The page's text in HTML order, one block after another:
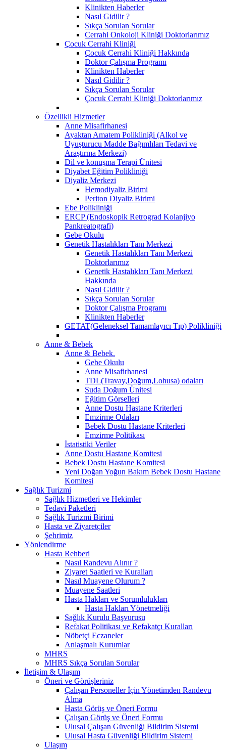
Klinikten Haberler
Nasıl Gidilir ?
Sıkça Sorulan Sorular
Cerrahi Onkoloji Kliniği Doktorlarımız
Çocuk Cerrahi Kliniği
Çocuk Cerrahi Kliniği Hakkında
Doktor Çalışma Programı
Klinikten Haberler
Nasıl Gidilir ?
Sıkça Sorulan Sorular
Çocuk Cerrahi Kliniği Doktorlarımız
Özellikli Hizmetler
Anne Misafirhanesi
Ayaktan Amatem Polikliniği (Alkol ve
Uyuşturucu Madde Bağımlıları Tedavi ve
Araştırma Merkezi)
Dil ve konuşma Terapi Ünitesi
Diyabet Eğitim Polikliniği
Diyaliz Merkezi
Hemodiyaliz Birimi
Periton Diyaliz Birimi
Ebe Polikliniği
ERCP (Endoskopik Retrograd Kolanjiyo
Pankreatografi)
Gebe Okulu
Genetik Hastalıkları Tanı Merkezi
Genetik Hastalıkları Tanı Merkezi
Doktorlarımız
Genetik Hastalıkları Tanı Merkezi
Hakkında
Nasıl Gidilir ?
Sıkça Sorulan Sorular
Doktor Çalışma Programı
Klinikten Haberler
GETAT(Geleneksel Tamamlayıcı Tıp) Polikliniği
Anne & Bebek
Anne & Bebek.
Gebe Okulu
Anne Misafirhanesi
TDL(Travay,Doğum,Lohusa) odaları
Suda Doğum Ünitesi
Eğitim Görselleri
Anne Dostu Hastane Kriterleri
Emzirme Odaları
Bebek Dostu Hastane Kriterleri
Emzirme Politikası
İstatistiki Veriler
Anne Dostu Hastane Komitesi
Bebek Dostu Hastane Komitesi
Yeni Doğan Yoğun Bakım Bebek Dostu Hastane
Komitesi
Sağlık Turizmi
Sağlık Hizmetleri ve Hekimler
Tedavi Paketleri
Sağlık Turizmi Birimi
Hasta ve Ziyaretçiler
Şehrimiz
Yönlendirme
Hasta Rehberi
Nasıl Randevu Alınır ?
Ziyaret Saatleri ve Kuralları
Nasıl Muayene Olurum ?
Muayene Saatleri
Hasta Hakları ve Sorumlulukları
Hasta Hakları Yönetmeliği
Sağlık Kurulu Başvurusu
Refakat Politikası ve Refakatçı Kuralları
Nöbetçi Eczaneler
Anlaşmalı Kurumlar
MHRS
MHRS Sıkça Sorulan Sorular
İletişim & Ulaşım
Öneri ve Görüşleriniz
Çalışan Personeller İçin Yönetimden Randevu
Alma
Hasta Görüş ve Öneri Formu
Çalışan Görüş ve Öneri Formu
Ulusal Çalışan Güvenliği Bildirim Sistemi
Ulusal Hasta Güvenliği Bildirim Sistemi
Ulaşım